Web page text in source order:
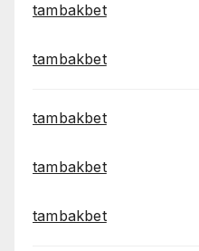
tambakbet
tambakbet
tambakbet
tambakbet
tambakbet